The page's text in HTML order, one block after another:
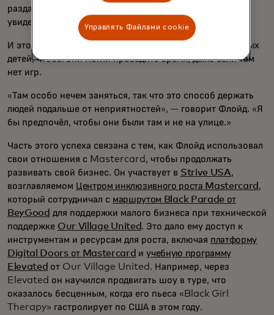
раздавать билеты жителям района, чтобы они могли
увидеть его постановки.
И это также означает предоставление места для местных
детей, чтобы они могли проводить время, даже если там
нет игр.
«Там особо нечем заняться, так что это способ держать
людей подальше от неприятностей», — говорит Флойд. «Я
бы предпочёл, чтобы они были там и не на улице.»
Часть этого успеха связана с тем, как Флойд использовал
свои отношения с Mastercard, чтобы продолжать
развивать свой бизнес. Он участвует в Strive USA,
возглавляемом Центром инклюзивного роста Mastercard ,
который сотрудничал с маршрутом Black Parade от
BeyGood для поддержки малого бизнеса при технической
поддержке Our Village United. Это дало ему доступ к
инструментам и ресурсам для роста, включая платформу
Digital Doors от Mastercard иучебную программу
Elevated от Our Village United. Например, через
Elevated он научился продвигать шоу в туре, что
оказалось бесценным, когда его пьеса «Black Girl
Therapy» гастролирует по США в этом году.
Управлять Файлами cookie